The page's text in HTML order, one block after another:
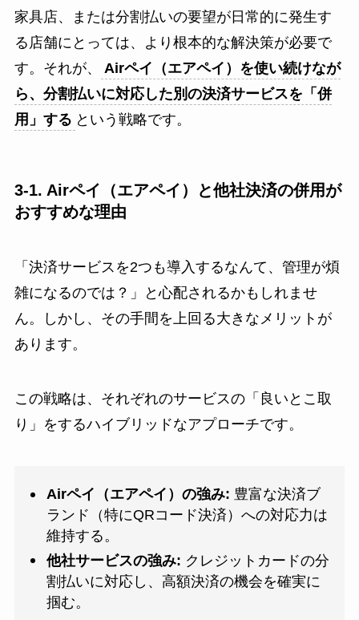
家具店、または分割払いの要望が日常的に発生す
る店舗にとっては、より根本的な解決策が必要で
す。それが、
Airペイ（エアペイ）を使い続けなが
ら、分割払いに対応した別の決済サービスを「併
用」する という戦略です。
3-1. Airペイ（エアペイ）と他社決済の併用が
おすすめな理由
「決済サービスを2つも導入するなんて、管理が煩
雑になるのでは？」と心配されるかもしれませ
ん。しかし、その手間を上回る大きなメリットが
あります。
この戦略は、それぞれのサービスの「良いとこ取
り」をするハイブリッドなアプローチです。
Airペイ（エアペイ）の強み: 豊富な決済ブ
ランド（特にQRコード決済）への対応力は
維持する。
他社サービスの強み: クレジットカードの分
割払いに対応し、高額決済の機会を確実に
掴む。